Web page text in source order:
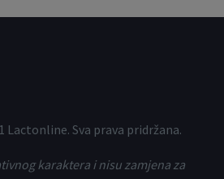
Lactonline. Sva prava pridržana.
karaktera i nisu zamjena za